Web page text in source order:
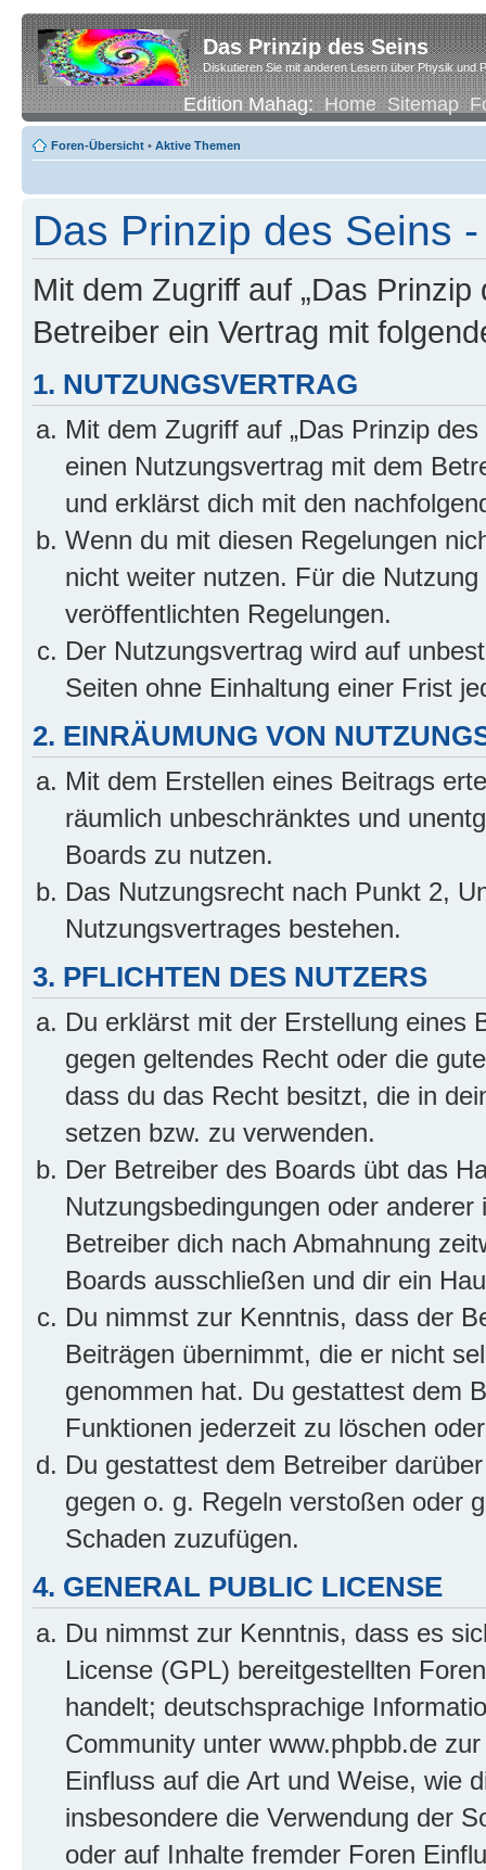
Das Prinzip des Seins
Diskutieren Sie mit anderen Lesern über Physik und
Edition Mahag:Home Sitemap
Foren-Übersicht • Aktive Themen
Das Prinzip des Seins
Mit dem Zugriff auf „Das
Betreiber ein Vertrag mit
1. NUTZUNGSVERTRAG
Mit dem Zugriff auf „Das Prinzip
einen Nutzungsvertrag mit dem
und erklärst dich mit den
Wenn du mit diesen Regelungen
nicht weiter nutzen. Für die
veröffentlichten Regelungen.
Der Nutzungsvertrag wird auf
Seiten ohne Einhaltung einer Frist
2. EINRÄUMUNG VON
Mit dem Erstellen eines Beitrags
räumlich unbeschränktes und
Boards zu nutzen.
Das Nutzungsrecht nach Punkt 2,
Nutzungsvertrages bestehen.
3. PFLICHTEN DES NUTZERS
Du erklärst mit der Erstellung eines
gegen geltendes Recht oder die
dass du das Recht besitzt, die in
setzen bzw. zu verwenden.
Der Betreiber des Boards übt das
Nutzungsbedingungen oder
Betreiber dich nach Abmahnung
Boards ausschließen und dir ein
Du nimmst zur Kenntnis, dass der
Beiträgen übernimmt, die er nicht
genommen hat. Du gestattest dem
Funktionen jederzeit zu löschen
Du gestattest dem Betreiber
gegen o. g. Regeln verstoßen oder
Schaden zuzufügen.
4. GENERAL PUBLIC LICENSE
Du nimmst zur Kenntnis, dass es
License (GPL) bereitgestellten
handelt; deutschsprachige
Community unter www.phpbb.de
Einfluss auf die Art und Weise, wie
insbesondere die Verwendung der
oder auf Inhalte fremder Foren